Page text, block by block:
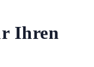
Ihren